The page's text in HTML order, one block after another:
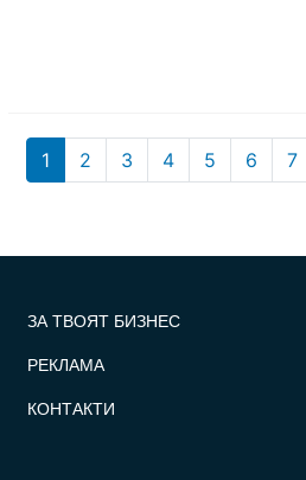
Pagination
1 2 3 4 5 6 7
ЗА ТВОЯТ БИЗНЕС
РЕКЛАМА
КОНТАКТИ